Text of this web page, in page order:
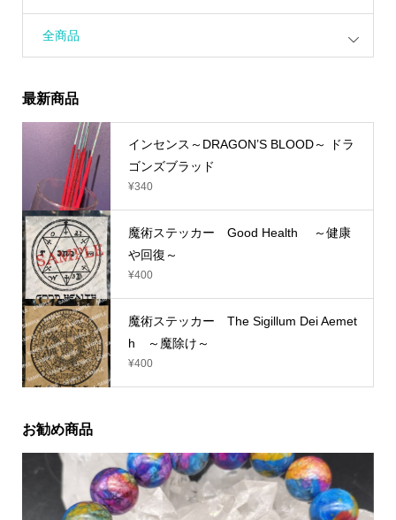
全商品
最新商品
インセンス～DRAGON’S BLOOD～ ドラ
ゴンズブラッド
¥340
魔術ステッカー Good Health ～健康
や回復～
¥400
魔術ステッカー The Sigillum Dei Aemet
h ～魔除け～
¥400
お勧め商品